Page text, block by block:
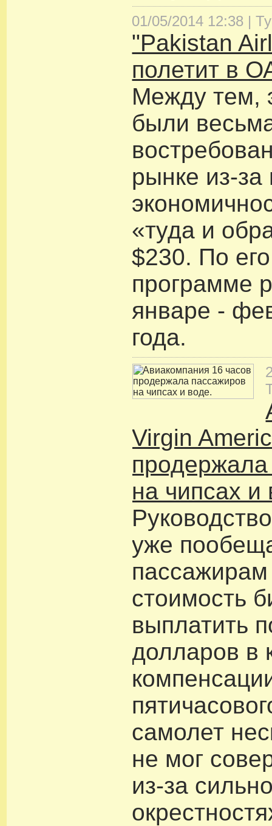
01/05/2014 12:38 |
"Pakistan
полетит в
Между тем,
были
рынке из-за
«туда и
$230. По
программе
январе -
года.
Virgin
на чипсах и
уже
пассажирам
стоимость
выплатить
долларов в
самолет
не мог
из-за